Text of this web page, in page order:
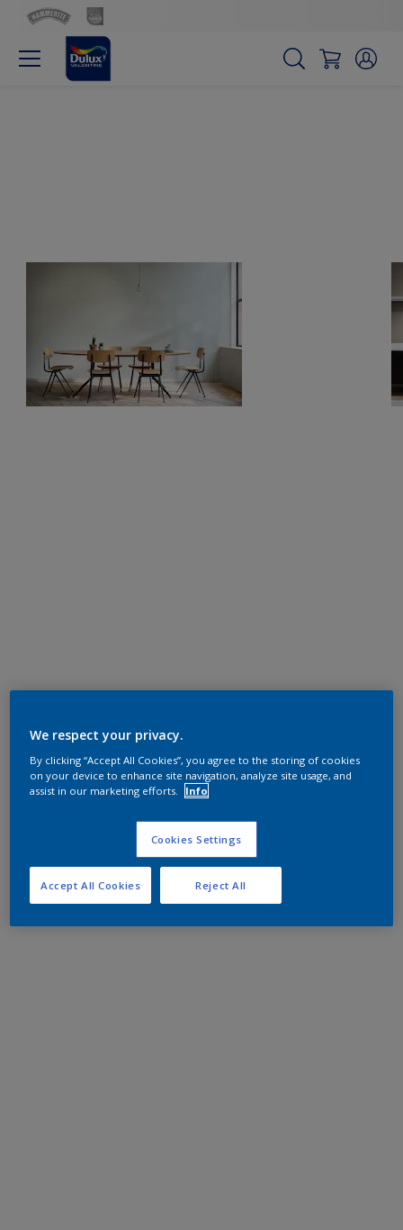
We respect your privacy.
By clicking “Accept All Cookies”, you agree to the storing of cookies
on your device to enhance site navigation, analyze site usage, and
assist in our marketing efforts.
Info
Cookies Settings
Reject All
Accept All Cookies